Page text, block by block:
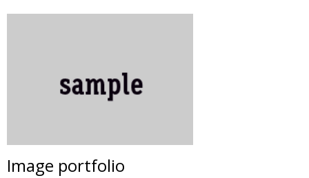
Image portfolio